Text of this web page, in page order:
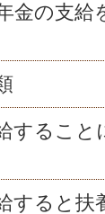
金の支給
すること
すると扶